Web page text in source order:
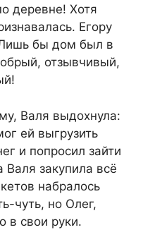
деревне! Хотя
Егору
бы дом был в
отзывчивый,
Валя выдохнула:
ей выгрузить
и попросил зайти
Валя закупила всё
набралось
чуть, но Олег,
в свои руки.